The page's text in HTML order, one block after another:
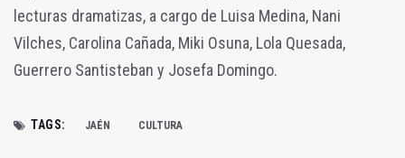
lecturas dramatizas, a cargo de Luisa Medina, Nani
Vilches, Carolina Cañada, Miki Osuna, Lola Quesada,
Guerrero Santisteban y Josefa Domingo.
TAGS: JAÉN CULTURA